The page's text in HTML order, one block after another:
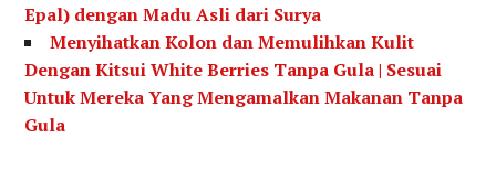
Epal) dengan Madu Asli dari Surya
Menyihatkan Kolon dan Memulihkan Kulit
Dengan Kitsui White Berries Tanpa Gula | Sesuai
Untuk Mereka Yang Mengamalkan Makanan Tanpa
Gula